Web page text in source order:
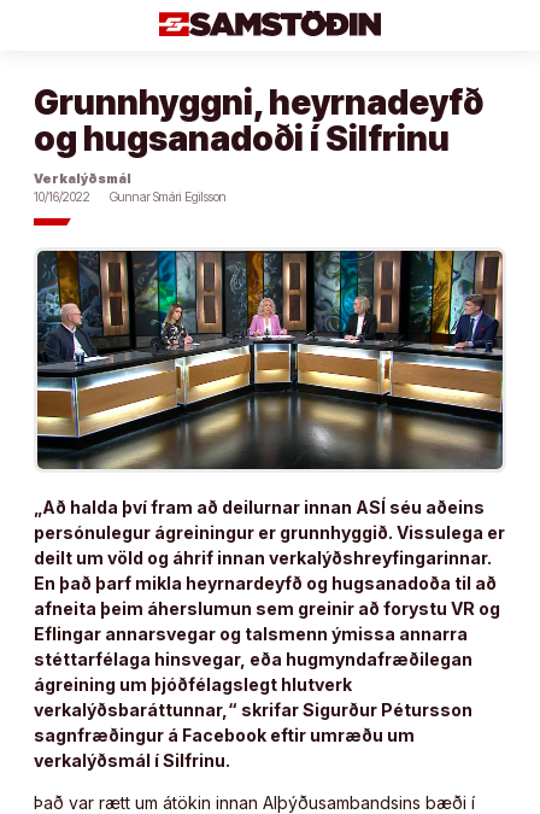
Grunnhyggni, heyrnadeyfð
og hugsanadoði í Silfrinu
Verkalýðsmál
10/16/2022
Gunnar Smári Egilsson
„Að halda því fram að deilurnar innan ASÍ séu aðeins
persónulegur ágreiningur er grunnhyggið. Vissulega er
deilt um völd og áhrif innan verkalýðshreyfingarinnar.
En það þarf mikla heyrnardeyfð og hugsanadoða til að
afneita þeim áherslumun sem greinir að forystu VR og
Eflingar annarsvegar og talsmenn ýmissa annarra
stéttarfélaga hinsvegar, eða hugmyndafræðilegan
ágreining um þjóðfélagslegt hlutverk
verkalýðsbaráttunnar,“ skrifar Sigurður Pétursson
sagnfræðingur á Facebook eftir umræðu um
verkalýðsmál í Silfrinu.
Það var rætt um átökin innan Alþýðusambandsins bæði í